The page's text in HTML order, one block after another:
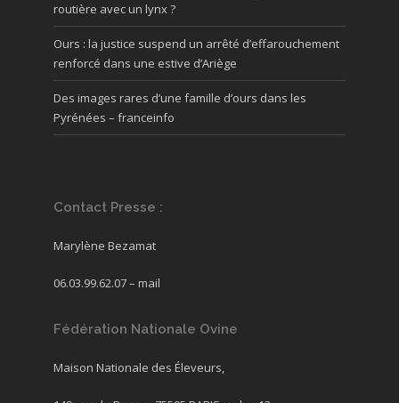
routière avec un lynx ?
Ours : la justice suspend un arrêté d’effarouchement
renforcé dans une estive d’Ariège
Des images rares d’une famille d’ours dans les
Pyrénées – franceinfo
Contact Presse :
Marylène Bezamat
06.03.99.62.07 – mail
Fédération Nationale Ovine
Maison Nationale des Éleveurs,